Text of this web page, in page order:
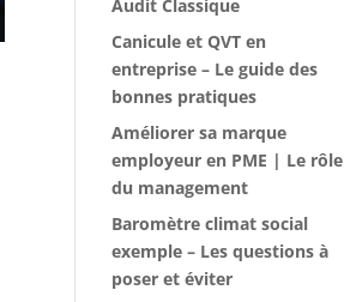
Audit Classique
Canicule et QVT en
entreprise – Le guide des
bonnes pratiques
Améliorer sa marque
employeur en PME | Le rôle
du management
Baromètre climat social
exemple – Les questions à
poser et éviter